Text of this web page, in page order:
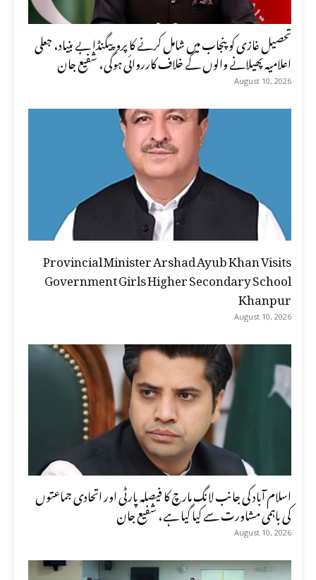
تحصیل غازی کو پنجاب میں شامل کرنے کا پروپیگنڈا بے بنیاد، جعلی
اعلامیہ پھیلانے والوں کے خلاف کارروائی ہوگی، شفیع جان
August 10, 2026
Provincial Minister Arshad Ayub Khan Visits
Government Girls Higher Secondary School
Khanpur
August 10, 2026
اسلام آباد کی جانب لانگ مارچ کا فیصلہ پارٹی اور اتحادی جماعتوں
کی باہمی مشاورت سے کیا گیا ہے، شفیع جان
August 10, 2026